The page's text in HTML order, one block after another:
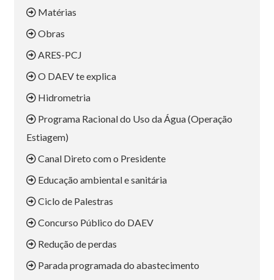
Matérias
Obras
ARES-PCJ
O DAEV te explica
Hidrometria
Programa Racional do Uso da Água (Operação
Estiagem)
Canal Direto com o Presidente
Educação ambiental e sanitária
Ciclo de Palestras
Concurso Público do DAEV
Redução de perdas
Parada programada do abastecimento